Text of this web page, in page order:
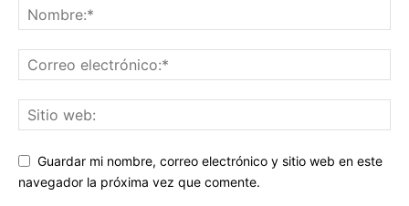
Guardar mi nombre, correo electrónico y sitio web en este
navegador la próxima vez que comente.